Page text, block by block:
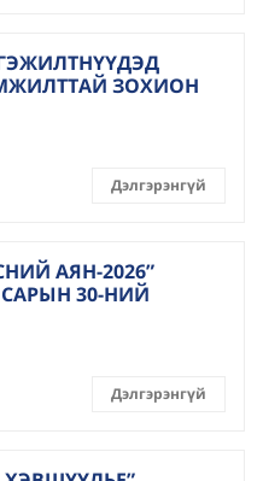
ЗОХИОН
Дэлгэрэнгүй
АЯН-2026”
30-НИЙ
Дэлгэрэнгүй